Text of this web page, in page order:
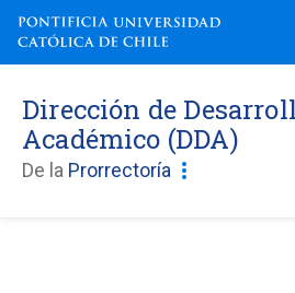
Dirección de
Académico (DDA)
De la Prorrectoría more_vert